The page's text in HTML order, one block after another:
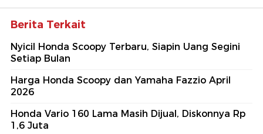
Berita Terkait
Nyicil Honda Scoopy Terbaru, Siapin Uang Segini
Setiap Bulan
Harga Honda Scoopy dan Yamaha Fazzio April
2026
Honda Vario 160 Lama Masih Dijual, Diskonnya Rp
1,6 Juta